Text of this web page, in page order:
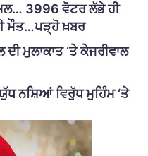
3996 ਵੋਟਰ ਲੱਭੇ ਹੀ
ਮੌਤ…ਪੜ੍ਹੋ ਖ਼ਬਰ
ਮੁਲਾਕਾਤ ‘ਤੇ ਕੇਜਰੀਵਾਲ
ਯੁੱਧ ਨਸ਼ਿਆਂ ਵਿਰੁੱਧ ਮੁਹਿੰਮ ‘ਤੇ